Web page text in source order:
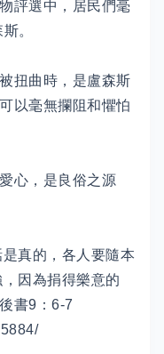
評選中，居民們毫
。
扭曲時，是盧森斯
以毫無攔阻和懼怕
心，是良俗之源
是真的，各人要隨本
因為捐得樂意的
書9：6-7